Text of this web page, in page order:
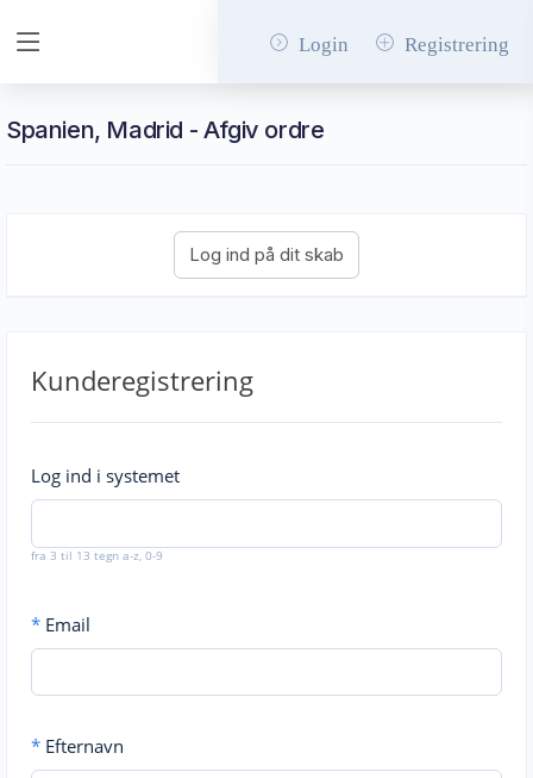
Login Registrering
Spanien, Madrid - Afgiv ordre
Kunderegistrering
Log ind i systemet
fra 3 til 13 tegn a-z, 0-9
* Email
* Efternavn